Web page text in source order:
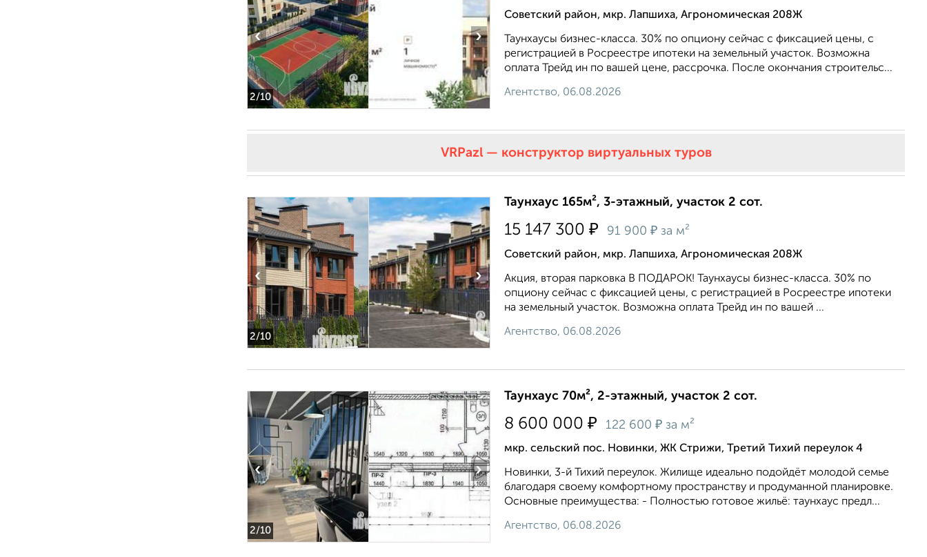
2/10
‹ ›
Советский район, мкр. Лапшиха, Агрономическая 208Ж
Таунхаусы бизнес-класса. 30% по опциону сейчас с фиксацией цены, с
регистрацией в Росреестре ипотеки на земельный участок. Возможна
оплата Трейд ин по вашей цене, рассрочка. После окончания строительс...
Агентство, 06.08.2026
VRPazl — конструктор виртуальных туров
2/10
‹ ›
Таунхаус 165м², 3-этажный, участок 2 сот.
15 147 300 ₽ 91 900 ₽ за м²
Советский район, мкр. Лапшиха, Агрономическая 208Ж
Акция, вторая парковка В ПОДАРОК! Таунхаусы бизнес-класса. 30% по
опциону сейчас с фиксацией цены, с регистрацией в Росреестре ипотеки
на земельный участок. Возможна оплата Трейд ин по вашей ...
Агентство, 06.08.2026
2/10
‹ ›
Таунхаус 70м², 2-этажный, участок 2 сот.
8 600 000 ₽ 122 600 ₽ за м²
мкр. сельский пос. Новинки, ЖК Стрижи, Третий Тихий переулок 4
Новинки, 3-й Тихий переулок. Жилище идеально подойдёт молодой семье
благодаря своему комфортному пространству и продуманной планировке.
Основные преимущества: - Полностью готовое жильё: таунхаус предл...
Агентство, 06.08.2026